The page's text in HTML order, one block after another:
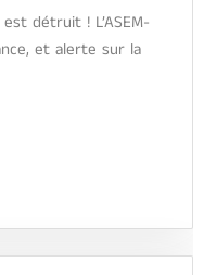
détruit ! L’ASEM-
et alerte sur la